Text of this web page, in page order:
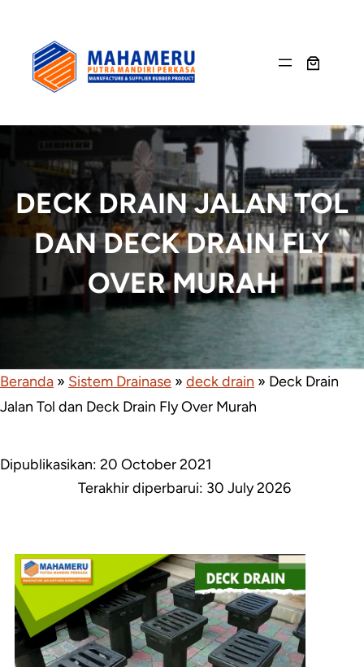
content
DECK DRAIN JALAN TOL
DAN DECK DRAIN FLY
OVER MURAH
Beranda » Sistem Drainase » deck drain » Deck Drain
Jalan Tol dan Deck Drain Fly Over Murah
Dipublikasikan: 20 October 2021
Terakhir diperbarui: 30 July 2026